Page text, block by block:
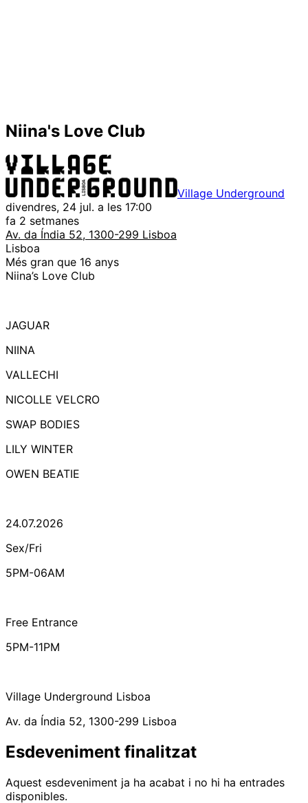
Niina's Love Club
Village Underground
divendres, 24 jul. a les 17:00
fa 2 setmanes
Av. da Índia 52, 1300-299 Lisboa
Lisboa
Més gran que 16 anys
Niina’s Love Club
JAGUAR
NIINA
VALLECHI
NICOLLE VELCRO
SWAP BODIES
LILY WINTER
OWEN BEATIE
24.07.2026
Sex/Fri
5PM-06AM
Free Entrance
5PM-11PM
Village Underground Lisboa
Av. da Índia 52, 1300-299 Lisboa
Esdeveniment finalitzat
Aquest esdeveniment ja ha acabat i no hi ha entrades
disponibles.